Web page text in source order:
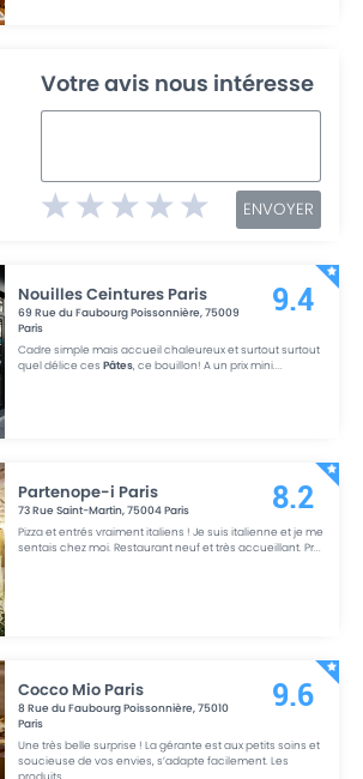
Votre avis nous intéresse
ENVOYER
Nouilles Ceintures Paris
69 Rue du Faubourg Poissonnière,75009
Paris
Cadre simple mais accueil chaleureux et surtout surtout
quel délice cesPâtes, ce bouillon! A un prix mini....
9.4
Partenope-i Paris
73 Rue Saint-Martin,75004Paris
Pizza et entrés vraiment italiens ! Je suis italienne et je me
sentais chez moi. Restaurant neuf et très accueillant. Pr...
8.2
Cocco Mio Paris
8 Rue du Faubourg Poissonnière,75010
Paris
Une très belle surprise ! La gérante est aux petits soins et
soucieuse de vos envies, s’adapte facilement. Les
produits
9.6